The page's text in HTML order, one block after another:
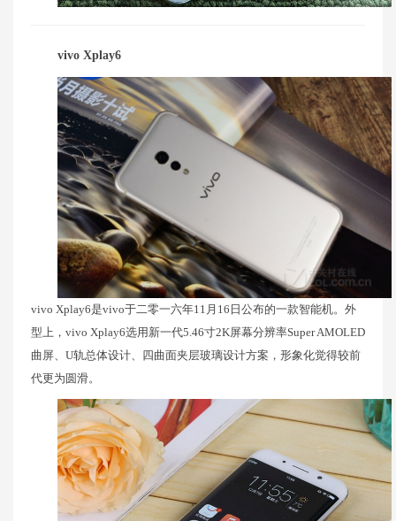
vivo Xplay6
vivo Xplay6是vivo于二零一六年11月16日公布的一款智能机。外
型上，vivo Xplay6选用新一代5.46寸2K屏幕分辨率Super AMOLED
曲屏、U轨总体设计、四曲面夹层玻璃设计方案，形象化觉得较前
代更为圆滑。